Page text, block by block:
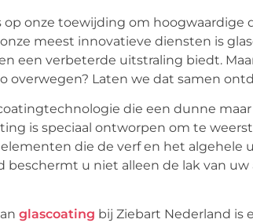
op onze toewijding om
meest innovatieve diensten is
een verbeterde uitstraling biedt.
overwegen? Laten we dat samen
die een dunne
is speciaal ontworpen om te
die de verf en het
beschermt u niet alleen de lak van
glascoating bij Ziebart Nederland is